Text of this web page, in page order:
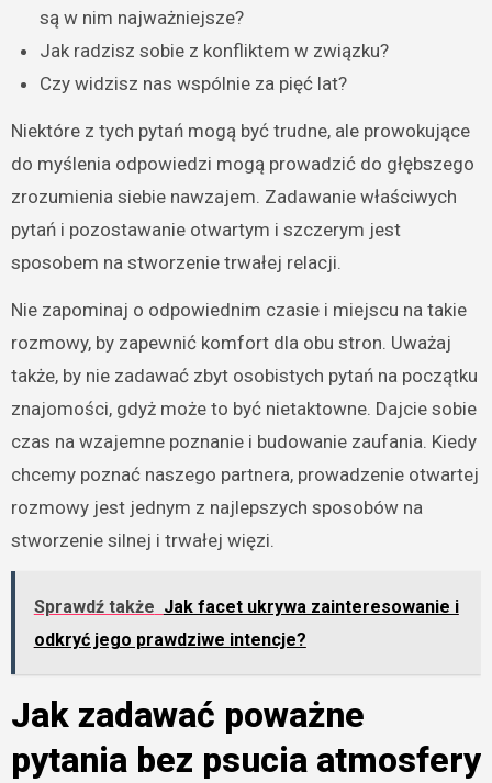
są w nim najważniejsze?
Jak radzisz sobie z konfliktem w związku?
Czy widzisz nas wspólnie za pięć lat?
Niektóre z tych pytań mogą być trudne, ale prowokujące
do myślenia odpowiedzi mogą prowadzić do głębszego
zrozumienia siebie nawzajem. Zadawanie właściwych
pytań i pozostawanie otwartym i szczerym jest
sposobem na stworzenie trwałej relacji.
Nie zapominaj o odpowiednim czasie i miejscu na takie
rozmowy, by zapewnić komfort dla obu stron. Uważaj
także, by nie zadawać zbyt osobistych pytań na początku
znajomości, gdyż może to być nietaktowne. Dajcie sobie
czas na wzajemne poznanie i budowanie zaufania. Kiedy
chcemy poznać naszego partnera, prowadzenie otwartej
rozmowy jest jednym z najlepszych sposobów na
stworzenie silnej i trwałej więzi.
Sprawdź także Jak facet ukrywa zainteresowanie i
odkryć jego prawdziwe intencje?
Jak zadawać poważne
pytania bez psucia atmosfery